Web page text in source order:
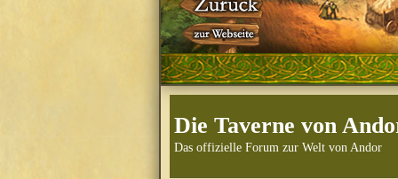
Die Taverne von
Das offizielle Forum zur Welt von Andor